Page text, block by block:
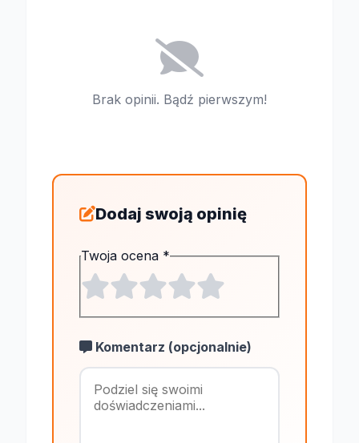
Brak opinii. Bądź pierwszym!
Dodaj swoją opinię
Twoja ocena *
Komentarz (opcjonalnie)
Maksymalnie